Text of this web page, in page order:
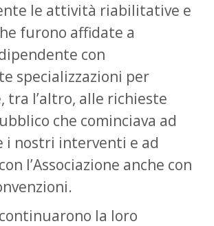
le attività riabilitative e
furono affidate a
con
specializzazioni per
tra l’altro, alle richieste
che cominciava ad
i nostri interventi e ad
l’Associazione anche con
la loro